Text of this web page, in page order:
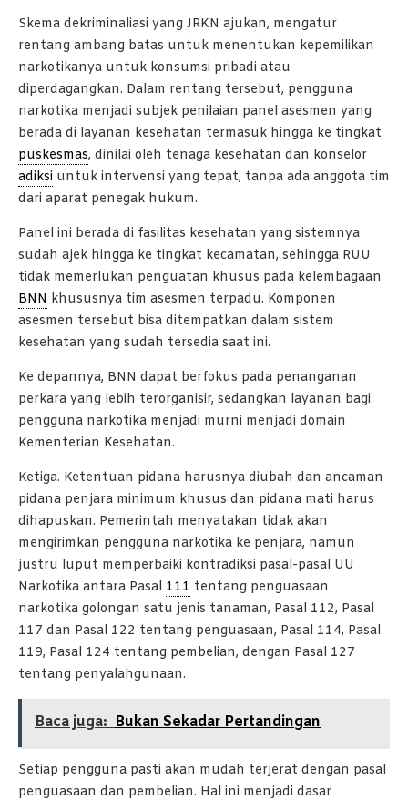
Skema dekriminaliasi yang JRKN ajukan, mengatur
rentang ambang batas untuk menentukan kepemilikan
narkotikanya untuk konsumsi pribadi atau
diperdagangkan. Dalam rentang tersebut, pengguna
narkotika menjadi subjek penilaian panel asesmen yang
berada di layanan kesehatan termasuk hingga ke tingkat
puskesmas, dinilai oleh tenaga kesehatan dan konselor
adiksi untuk intervensi yang tepat, tanpa ada anggota tim
dari aparat penegak hukum.
Panel ini berada di fasilitas kesehatan yang sistemnya
sudah ajek hingga ke tingkat kecamatan, sehingga RUU
tidak memerlukan penguatan khusus pada kelembagaan
BNN khususnya tim asesmen terpadu. Komponen
asesmen tersebut bisa ditempatkan dalam sistem
kesehatan yang sudah tersedia saat ini.
Ke depannya, BNN dapat berfokus pada penanganan
perkara yang lebih terorganisir, sedangkan layanan bagi
pengguna narkotika menjadi murni menjadi domain
Kementerian Kesehatan.
Ketiga. Ketentuan pidana harusnya diubah dan ancaman
pidana penjara minimum khusus dan pidana mati harus
dihapuskan. Pemerintah menyatakan tidak akan
mengirimkan pengguna narkotika ke penjara, namun
justru luput memperbaiki kontradiksi pasal-pasal UU
Narkotika antara Pasal 111 tentang penguasaan
narkotika golongan satu jenis tanaman, Pasal 112, Pasal
117 dan Pasal 122 tentang penguasaan, Pasal 114, Pasal
119, Pasal 124 tentang pembelian, dengan Pasal 127
tentang penyalahgunaan.
Baca juga: Bukan Sekadar Pertandingan
Setiap pengguna pasti akan mudah terjerat dengan pasal
penguasaan dan pembelian. Hal ini menjadi dasar